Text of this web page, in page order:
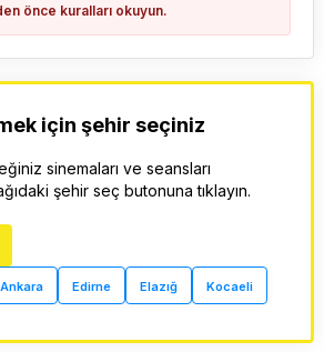
önce kuralları okuyun.
için şehir seçiniz
sinemaları ve seansları
şehir seç butonuna tıklayın.
Ankara Edirne Elazığ Kocaeli